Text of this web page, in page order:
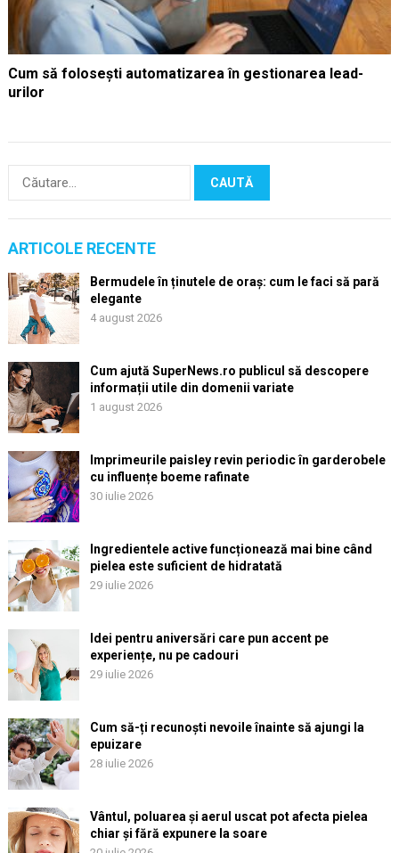
Cum să folosești automatizarea în gestionarea lead-
urilor
Caută
ARTICOLE RECENTE
Bermudele în ținutele de oraș: cum le faci să pară
elegante
4 august 2026
Cum ajută SuperNews.ro publicul să descopere
informații utile din domenii variate
1 august 2026
Imprimeurile paisley revin periodic în garderobele
cu influențe boeme rafinate
30 iulie 2026
Ingredientele active funcționează mai bine când
pielea este suficient de hidratată
29 iulie 2026
Idei pentru aniversări care pun accent pe
experiențe, nu pe cadouri
29 iulie 2026
Cum să-ți recunoști nevoile înainte să ajungi la
epuizare
28 iulie 2026
Vântul, poluarea și aerul uscat pot afecta pielea
chiar și fără expunere la soare